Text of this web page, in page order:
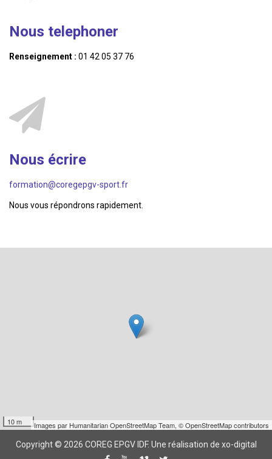
Nous telephoner
Renseignement : 01 42 05 37 76
Nous écrire
formation@coregepgv-sport.fr
Nous vous répondrons rapidement.
10 m Images par Humanitarian OpenStreetMap Team, © OpenStreetMap contributors
Copyright © 2026 COREG EPGV IDF. Une réalisation de xo-digital